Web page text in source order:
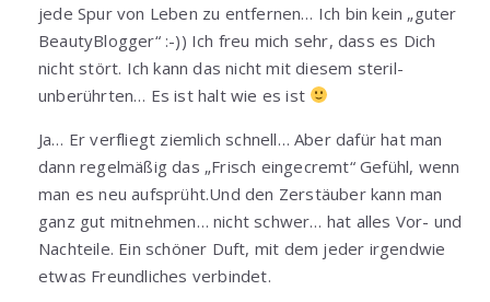
jede Spur von Leben zu entfernen… Ich bin kein „guter
BeautyBlogger“ :-)) Ich freu mich sehr, dass es Dich
nicht stört. Ich kann das nicht mit diesem steril-
unberührten… Es ist halt wie es ist
Ja… Er verfliegt ziemlich schnell… Aber dafür hat man
dann regelmäßig das „Frisch eingecremt“ Gefühl, wenn
man es neu aufsprüht.Und den Zerstäuber kann man
ganz gut mitnehmen… nicht schwer… hat alles Vor- und
Nachteile. Ein schöner Duft, mit dem jeder irgendwie
etwas Freundliches verbindet.